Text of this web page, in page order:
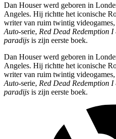
Dan Houser werd geboren in
Angeles. Hij richtte het iconische
writer van ruim twintig
Auto-serie, Red Dead Redemption
paradijs is zijn eerste boek.
Dan Houser werd geboren in
Angeles. Hij richtte het iconische
writer van ruim twintig
Auto-serie, Red Dead Redemption
paradijs is zijn eerste boek.